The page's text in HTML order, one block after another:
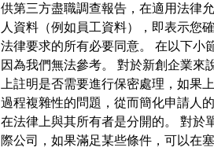
供第三方盡職調查報告，在適用法律
人資料（例如員工資料），即表示您
法律要求的所有必要同意。 在以下小
因為我們無法參考。 對於新創企業來
上註明是否需要進行保密處理，如果
過程複雜性的問題，從而簡化申請人
在法律上與其所有者是分開的。 對於
際公司，如果滿足某些條件，可以在